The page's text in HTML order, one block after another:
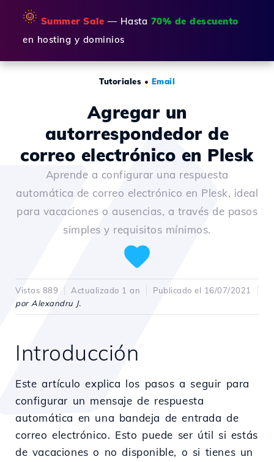
🌞 Summer Sale — Hasta 70% de descuento
en hosting y dominios
Tutoriales • Email
Agregar un
autorrespondedor de
correo electrónico en Plesk
Aprende a configurar una respuesta
automática de correo electrónico en Plesk, ideal
para vacaciones o ausencias, a través de pasos
simples y requisitos mínimos.
Vistas 889 Actualizado 1 an
Publicado el 16/07/2021
por Alexandru J.
Introducción
Este artículo explica los pasos a seguir para
configurar un mensaje de respuesta
automática en una bandeja de entrada de
correo electrónico. Esto puede ser útil si estás
de vacaciones o no disponible, o si tienes un